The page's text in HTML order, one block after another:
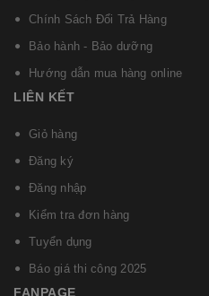
Chính Sách Đổi Trả Hàng
Bảo hành - Bảo dưỡng
Hướng dẫn mua hàng online
LIÊN KẾT
Giỏ hàng
Đăng ký
Đăng nhập
Kiểm tra đơn hàng
Tuyển dụng
Báo giá thi công 2025
FANPAGE